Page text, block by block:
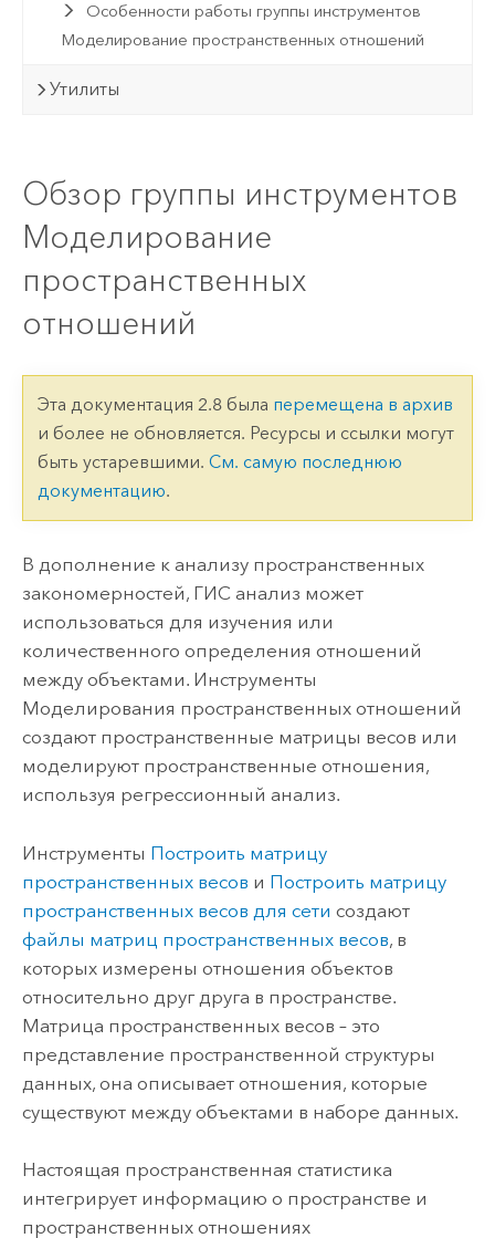
Особенности работы группы инструментов
Моделирование пространственных отношений
Утилиты
Обзор группы инструментов
Моделирование
пространственных
отношений
Эта документация 2.8 была перемещена в архив
и более не обновляется. Ресурсы и ссылки могут
быть устаревшими. См. самую последнюю
документацию.
В дополнение к анализу пространственных
закономерностей, ГИС анализ может
использоваться для изучения или
количественного определения отношений
между объектами. Инструменты
Моделирования пространственных отношений
создают пространственные матрицы весов или
моделируют пространственные отношения,
используя регрессионный анализ.
Инструменты Построить матрицу
пространственных весов и Построить матрицу
пространственных весов для сети создают
файлы матриц пространственных весов, в
которых измерены отношения объектов
относительно друг друга в пространстве.
Матрица пространственных весов – это
представление пространственной структуры
данных, она описывает отношения, которые
существуют между объектами в наборе данных.
Настоящая пространственная статистика
интегрирует информацию о пространстве и
пространственных отношениях